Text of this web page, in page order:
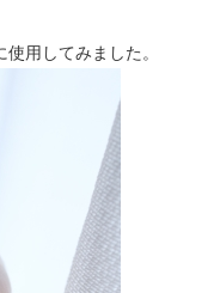
用してみました。